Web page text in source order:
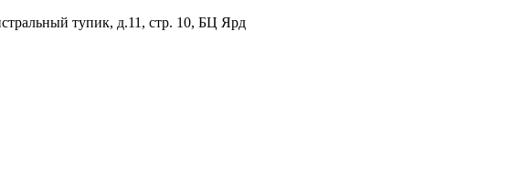
тупик, д.11, стр. 10, БЦ Ярд